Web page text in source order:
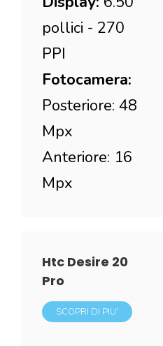
pollici - 270
PPI
Fotocamera:
Posteriore: 48
Mpx
Anteriore: 16
Mpx
Htc Desire 20
Pro
SCOPRI DI PIU'